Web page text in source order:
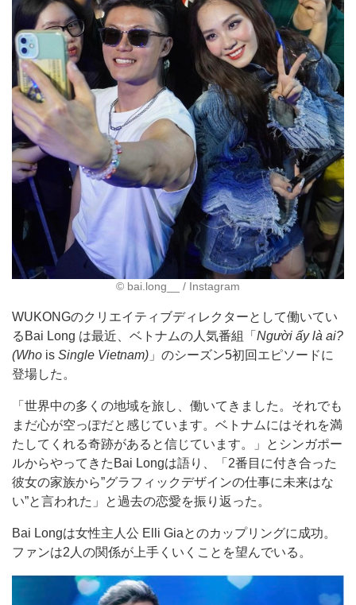
©︎ bai.long__ / Instagram
WUKONGのクリエイティブディレクターとして働いてい
るBai Long は最近、ベトナムの人気番組「 Người ấy là ai?
(Who is Single Vietnam) 」のシーズン5初回エピソードに
登場した。
「世界中の多くの地域を旅し、働いてきました。それでも
まだ心が空っぽだと感じています。ベトナムにはそれを満
たしてくれる奇跡があると信じています。」とシンガポー
ルからやってきたBai Longは語り、「2番目に付き合った
彼女の家族から”グラフィックデザインの仕事に未来はな
い”と言われた」と過去の恋愛を振り返った。
Bai Longは女性主人公 Elli Giaとのカップリングに成功。
ファンは2人の関係が上手くいくことを望んでいる。